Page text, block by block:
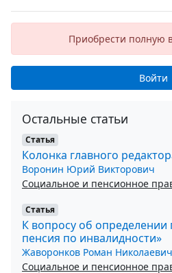
Приобрести полную
Войти
Остальные статьи
Статья
Колонка главного
Воронин Юрий Викторович
Социальное и пенсионное
Статья
К вопросу об определении
пенсия по инвалидности»
Жаворонков Роман Николаевич
Социальное и пенсионное